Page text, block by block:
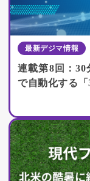
最新デジマ情報
連載第8回：
で自動化する「